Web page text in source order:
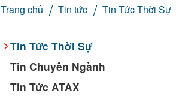
Trang chủ Tin tức Tin Tức Thời Sự
Tin Tức Thời Sự
Tin Chuyên Ngành
Tin Tức ATAX